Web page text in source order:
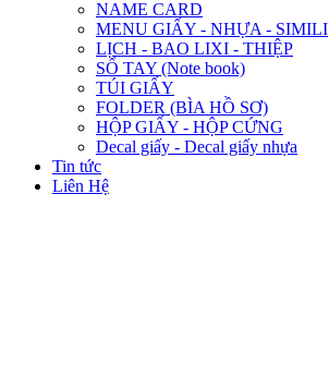
NAME CARD
MENU GIẤY - NHỰA - SIMILI
LỊCH - BAO LIXI - THIỆP
SỔ TAY (Note book)
TÚI GIẤY
FOLDER (BÌA HỒ SƠ)
HỘP GIẤY - HỘP CỨNG
Decal giấy - Decal giấy nhựa
Tin tức
Liên Hệ